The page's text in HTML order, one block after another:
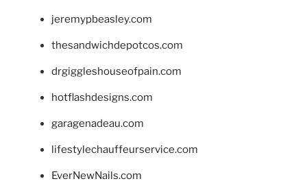
jeremypbeasley.com
thesandwichdepotcos.com
drgiggleshouseofpain.com
hotflashdesigns.com
garagenadeau.com
lifestylechauffeurservice.com
EverNewNails.com